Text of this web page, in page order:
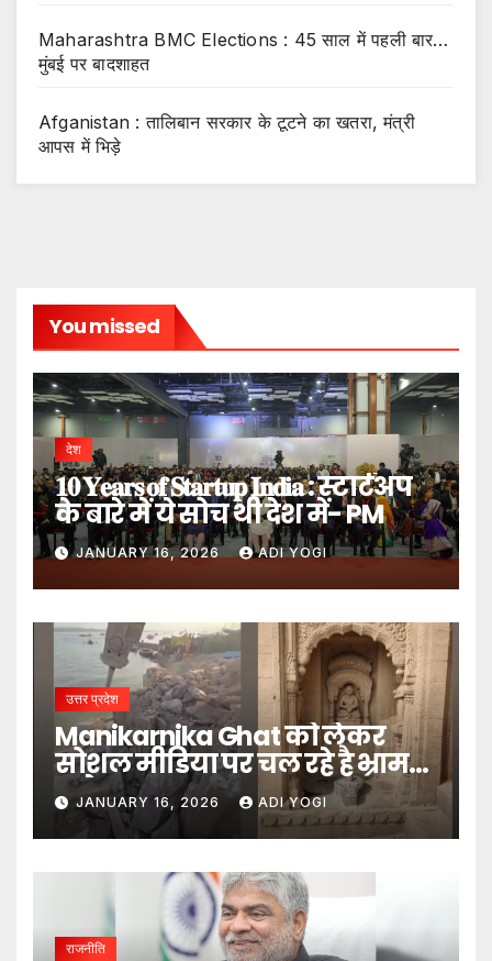
Maharashtra BMC Elections : 45 साल में पहली बार…
मुंबई पर बादशाहत
Afganistan : तालिबान सरकार के टूटने का खतरा, मंत्री
आपस में भिड़े
You missed
देश
𝟏𝟎 𝐘𝐞𝐚𝐫𝐬 𝐨𝐟 𝐒𝐭𝐚𝐫𝐭𝐮𝐩 𝐈𝐧𝐝𝐢𝐚 : स्टार्टअप
के बारे में ये सोच थी देश में- PM
JANUARY 16, 2026 ADI YOGI
उत्तर प्रदेश
Manikarnika Ghat को लेकर
सोशल मीडिया पर चल रहे है भ्रामक
दावे- DM
JANUARY 16, 2026 ADI YOGI
राजनीति